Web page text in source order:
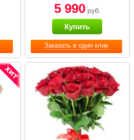
Заказать в один клик
5 990руб.
Купить